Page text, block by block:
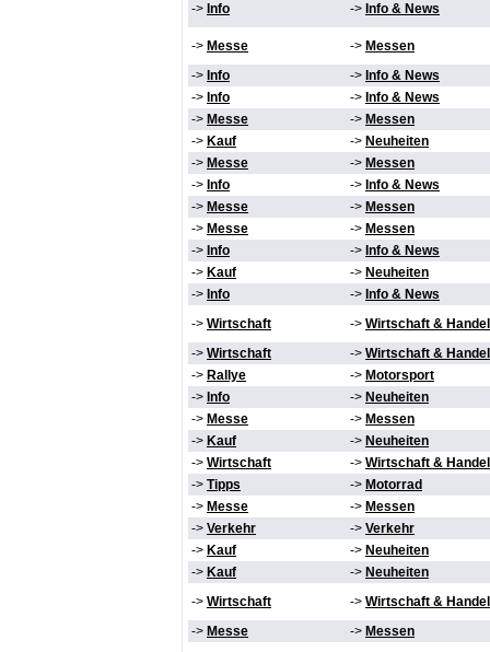
-> Info -> Info & News
-> Messe -> Messen
-> Info -> Info & News
-> Info -> Info & News
-> Messe -> Messen
-> Kauf -> Neuheiten
-> Messe -> Messen
-> Info -> Info & News
-> Messe -> Messen
-> Messe -> Messen
-> Info -> Info & News
-> Kauf -> Neuheiten
-> Info -> Info & News
-> Wirtschaft -> Wirtschaft & Handel
-> Wirtschaft -> Wirtschaft & Handel
-> Rallye -> Motorsport
-> Info -> Neuheiten
-> Messe -> Messen
-> Kauf -> Neuheiten
-> Wirtschaft -> Wirtschaft & Handel
-> Tipps -> Motorrad
-> Messe -> Messen
-> Verkehr -> Verkehr
-> Kauf -> Neuheiten
-> Kauf -> Neuheiten
-> Wirtschaft -> Wirtschaft & Handel
-> Messe -> Messen